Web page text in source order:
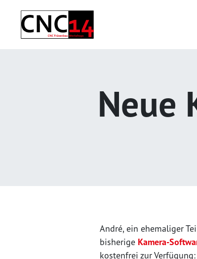
Neue
André, ein ehemaliger
bisherige Kamera-
kostenfrei zur Verfügung: